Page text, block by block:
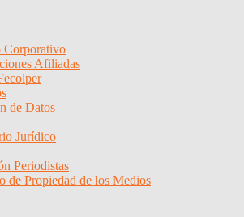
Corporativo
Afiliadas
de Datos
Jurídico
Periodistas
de Propiedad de los Medios